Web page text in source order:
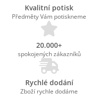
Kvalitní potisk
Předměty Vám potiskneme
20.000+
spokojených zákazníků
Rychlé dodání
Zboží rychle dodáme